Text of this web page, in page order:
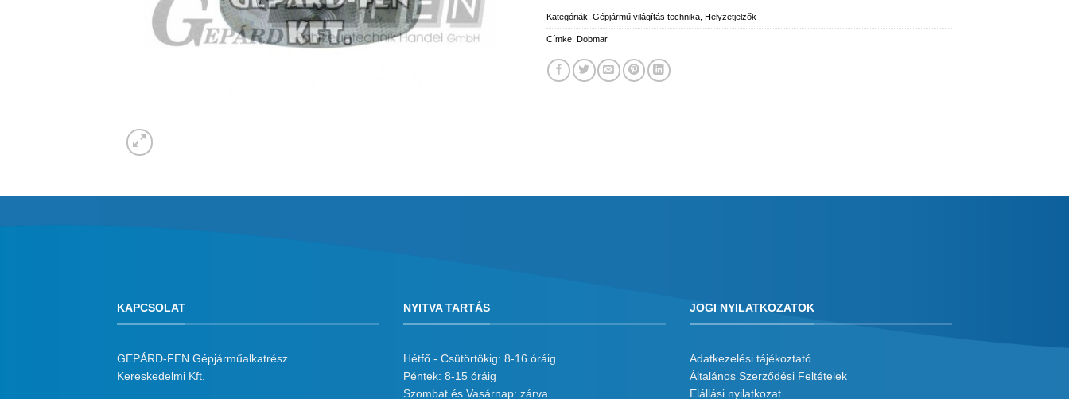
Kategóriák: Gépjármű világítás technika Helyzetjelzők
Címke: Dobmar
KAPCSOLAT
GEPÁRD-FEN Gépjárműalkatrész
Kereskedelmi Kft.
NYITVA TARTÁS
Hétfő - Csütörtökig: 8-16 óráig
Péntek: 8-15 óráig
Szombat és Vasárnap: zárva
JOGI NYILATKOZATOK
Adatkezelési tájékoztató
Általános Szerződési Feltételek
Elállási nyilatkozat